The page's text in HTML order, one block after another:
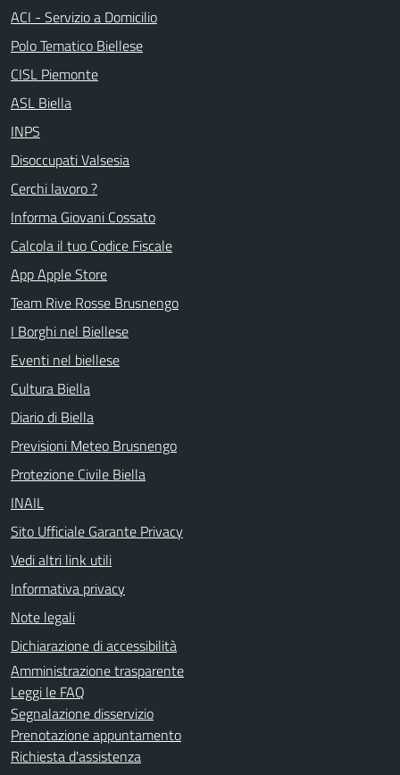
ACI - Servizio a Domicilio
Polo Tematico Biellese
CISL Piemonte
ASL Biella
INPS
Disoccupati Valsesia
Cerchi lavoro ?
Informa Giovani Cossato
Calcola il tuo Codice Fiscale
App Apple Store
Team Rive Rosse Brusnengo
I Borghi nel Biellese
Eventi nel biellese
Cultura Biella
Diario di Biella
Previsioni Meteo Brusnengo
Protezione Civile Biella
INAIL
Sito Ufficiale Garante Privacy
Vedi altri link utili
Informativa privacy
Note legali
Dichiarazione di accessibilità
Amministrazione trasparente
Leggi le FAQ
Segnalazione disservizio
Prenotazione appuntamento
Richiesta d'assistenza